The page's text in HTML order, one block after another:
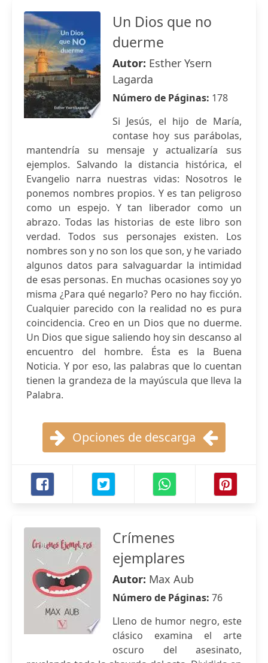
Un Dios que no
duerme
Autor: Esther Ysern
Lagarda
Número de Páginas: 178
Si Jesús, el hijo de María,
contase hoy sus parábolas,
mantendría su mensaje y actualizaría sus
ejemplos. Salvando la distancia histórica, el
Evangelio narra nuestras vidas: Nosotros le
ponemos nombres propios. Y es tan peligroso
como un espejo. Y tan liberador como un
abrazo. Todas las historias de este libro son
verdad. Todos sus personajes existen. Los
nombres son y no son los que son, y he variado
algunos datos para salvaguardar la intimidad
de esas personas. En muchas ocasiones soy yo
misma ¿Para qué negarlo? Pero no hay ficción.
Cualquier parecido con la realidad no es pura
coincidencia. Creo en un Dios que no duerme.
Un Dios que sigue saliendo hoy sin descanso al
encuentro del hombre. Ésta es la Buena
Noticia. Y por eso, las palabras que lo cuentan
tienen la grandeza de la mayúscula que lleva la
Palabra.
Opciones de descarga
Crímenes
ejemplares
Autor: Max Aub
Número de Páginas: 76
Lleno de humor negro, este
clásico examina el arte
oscuro del asesinato,